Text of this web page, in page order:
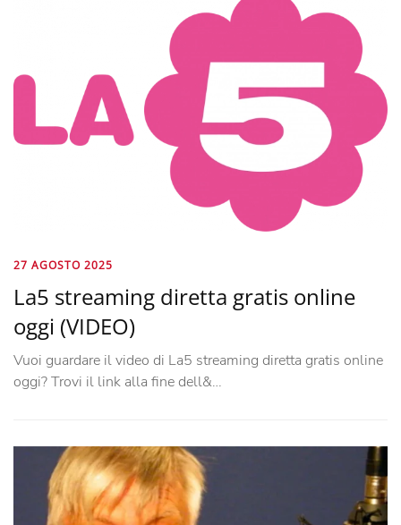
27 AGOSTO 2025
La5 streaming diretta gratis online
oggi (VIDEO)
Vuoi guardare il video di La5 streaming diretta gratis online
oggi? Trovi il link alla fine dell&…